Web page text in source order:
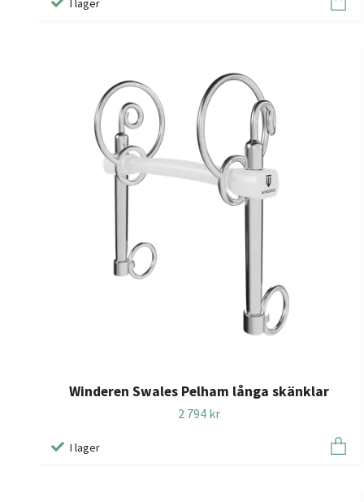
I lager
Winderen Swales Pelham långa skänklar
2 794 kr
I lager